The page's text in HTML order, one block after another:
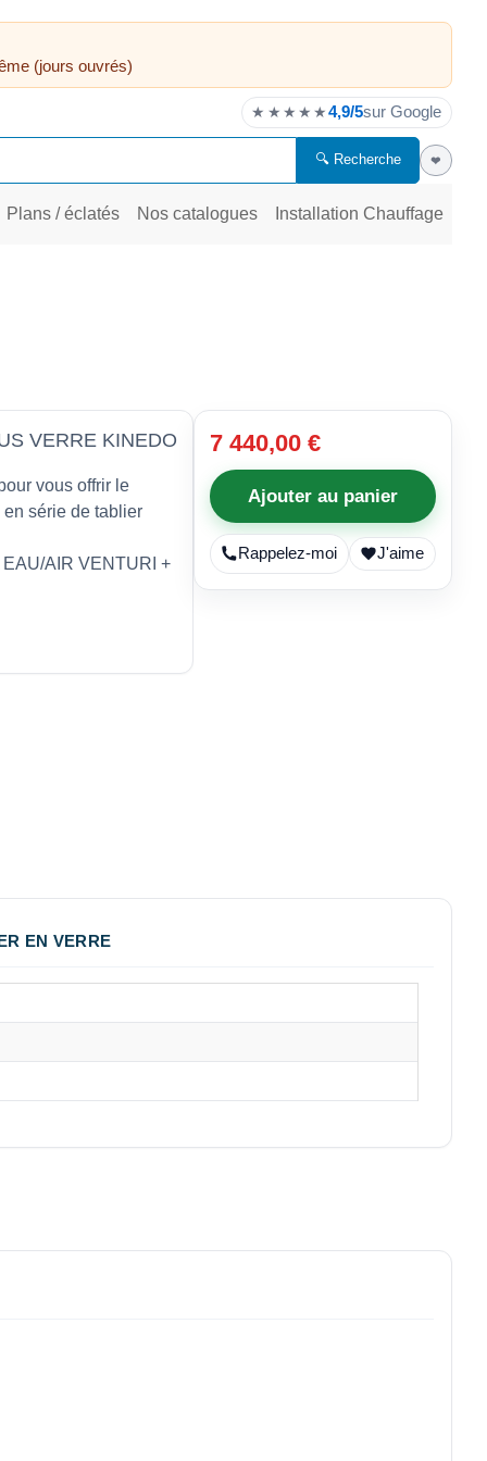
(jours ouvrés)
★★★★★4,9/5sur Google
🔍 Recherche ❤
Plans / éclatés Nos catalogues Installation Chauffage
VERRE KINEDO
vous offrir le
série de tablier
AIR VENTURI +
7 440,00 €
Ajouter au panier
Rappelez-moi J'aime
EN VERRE